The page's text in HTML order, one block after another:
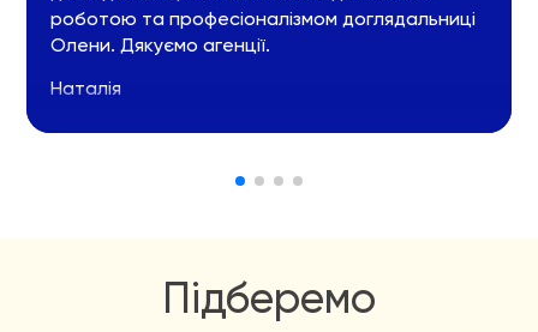
роботою та професіоналізмом доглядальниці
Олени. Дякуємо агенції.
Наталія
Підберемо